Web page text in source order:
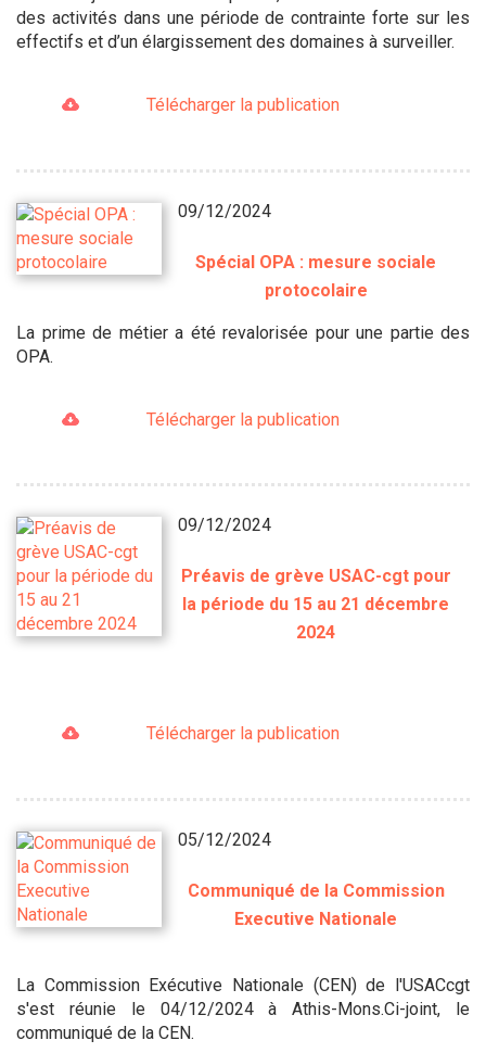
des activités dans une période de contrainte forte sur les
effectifs et d’un élargissement des domaines à surveiller.
Télécharger la publication
09/12/2024
Spécial OPA : mesure sociale
protocolaire
La prime de métier a été revalorisée pour une partie des
OPA.
Télécharger la publication
09/12/2024
Préavis de grève USAC-cgt pour
la période du 15 au 21 décembre
2024
Télécharger la publication
05/12/2024
Communiqué de la Commission
Executive Nationale
La Commission Exécutive Nationale (CEN) de l'USACcgt
s'est réunie le 04/12/2024 à Athis-Mons.Ci-joint, le
communiqué de la CEN.